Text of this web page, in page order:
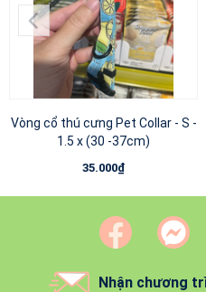
Vòng cổ thú cưng Pet Collar - S -
1.5 x (30 -37cm)
35.000₫
Nhận chương